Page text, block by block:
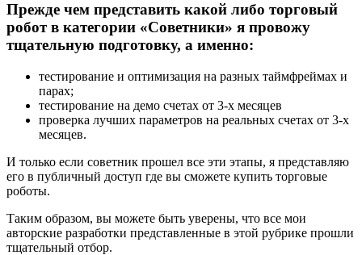
Прежде чем представить какой либо торговый
робот в категории «Советники» я провожу
тщательную подготовку, а именно:
тестирование и оптимизация на разных таймфреймах и
парах;
тестирование на демо счетах от 3-х месяцев
проверка лучших параметров на реальных счетах от 3-х
месяцев.
И только если советник прошел все эти этапы, я представляю
его в публичный доступ где вы сможете купить торговые
роботы.
Таким образом, вы можете быть уверены, что все мои
авторские разработки представленные в этой рубрике прошли
тщательный отбор.